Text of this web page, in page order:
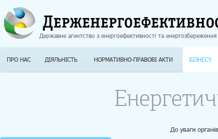
Державне агентство з енергоефективності та енергозбереження
ПРО НАС ДІЯЛЬНІСТЬ НОРМАТИВНО-ПРАВОВІ АКТИ БІЗНЕСУ
До уваги